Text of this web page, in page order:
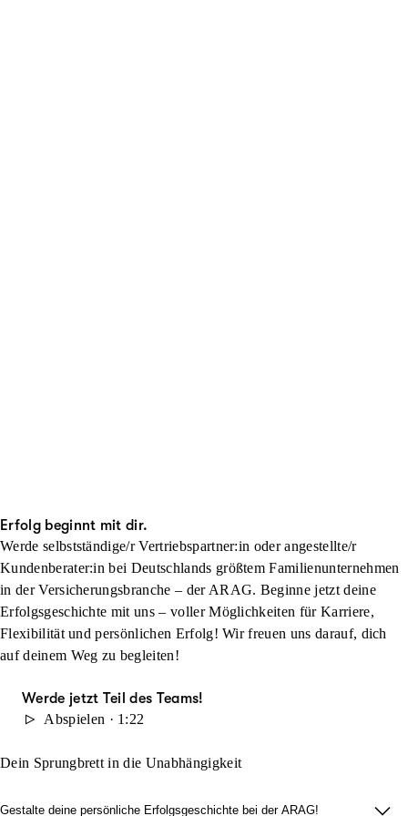
Erfolg beginnt mit dir.
Werde selbstständige/r Vertriebspartner:in oder angestellte/r
Kundenberater:in bei Deutschlands größtem Familienunternehmen
in der Versicherungsbranche – der ARAG. Beginne jetzt deine
Erfolgsgeschichte mit uns – voller Möglichkeiten für Karriere,
Flexibilität und persönlichen Erfolg! Wir freuen uns darauf, dich
auf deinem Weg zu begleiten!
Werde jetzt Teil des Teams!
Abspielen · 1:22
Dein Sprungbrett in die Unabhängigkeit
Gestalte deine persönliche Erfolgsgeschichte bei der ARAG!